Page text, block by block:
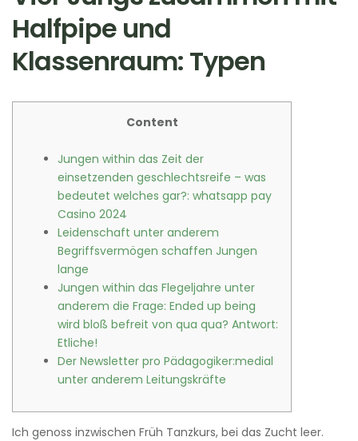
Halfpipe und
Klassenraum: Typen
Content
Jungen within das Zeit der
einsetzenden geschlechtsreife – was
bedeutet welches gar?: whatsapp pay
Casino 2024
Leidenschaft unter anderem
Begriffsvermögen schaffen Jungen
lange
Jungen within das Flegeljahre unter
anderem die Frage: Ended up being
wird bloß befreit von qua qua? Antwort:
Etliche!
Der Newsletter pro Pädagogiker:medial
unter anderem Leitungskräfte
Ich genoss inzwischen Früh Tanzkurs, bei das Zucht leer.